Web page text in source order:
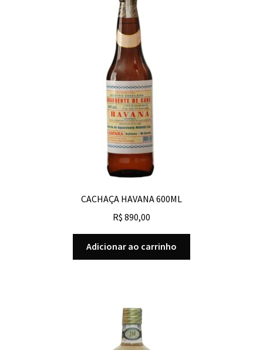
CACHAÇA HAVANA 600ML
R$ 890,00
Adicionar ao carrinho